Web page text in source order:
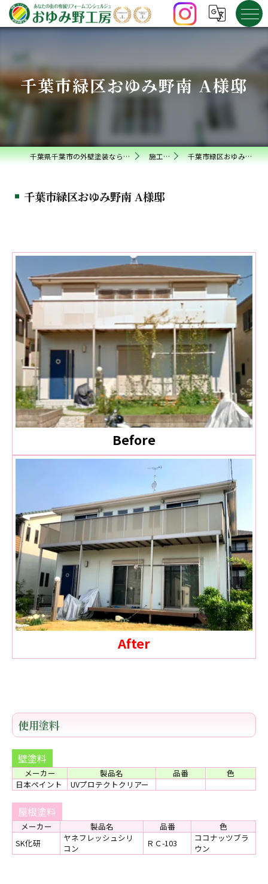
千葉市緑区おゆみ野南 A様邸
千葉県千葉市の外壁塗装ならおゆみ野工房 施工事例 千葉市緑区おゆみ野南 A様邸
千葉市緑区おゆみ野南 A様邸
Before
After
使用塗料
壁塗料
メーカー 製品名 品番
色
日本ペイント
UVプロテクトクリアー
屋根塗料
メーカー 製品名 品番
色
SK化研
ヤネフレッシュシリ
コン
ＲＣ-103
ココナッツブラ
ウン